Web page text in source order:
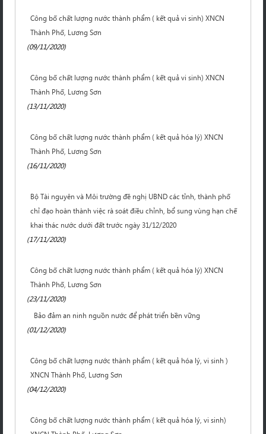
Công bố chất lượng nước thành phẩm ( kết quả vi sinh) XNCN
Thành Phố, Lương Sơn
(09/11/2020)
Công bố chất lượng nước thành phẩm ( kết quả vi sinh) XNCN
Thành Phố, Lương Sơn
(13/11/2020)
Công bố chất lượng nước thành phẩm ( kết quả hóa lý) XNCN
Thành Phố, Lương Sơn
(16/11/2020)
Bộ Tài nguyên và Môi trường đề nghị UBND các tỉnh, thành phố
chỉ đạo hoàn thành việc rà soát điều chỉnh, bổ sung vùng hạn chế
khai thác nước dưới đất trước ngày 31/12/2020
(17/11/2020)
Công bố chất lượng nước thành phẩm ( kết quả hóa lý) XNCN
Thành Phố, Lương Sơn
(23/11/2020)
Bảo đảm an ninh nguồn nước để phát triển bền vững
(01/12/2020)
Công bố chất lượng nước thành phẩm ( kết quả hóa lý, vi sinh )
XNCN Thành Phố, Lương Sơn
(04/12/2020)
Công bố chất lượng nước thành phẩm ( kết quả hóa lý, vi sinh)